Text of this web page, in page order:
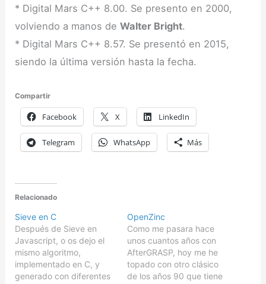
* Digital Mars C++ 8.00. Se presento en 2000,
volviendo a manos deWalter Bright.
* Digital Mars C++ 8.57. Se presentó en 2015,
siendo la última versión hasta la fecha.
Compartir
Facebook X LinkedIn
Telegram WhatsApp Más
Relacionado
Sieve en C
Después de Sieve en
Javascript, o os dejo el
mismo algoritmo,
implementado en C, y
generado con diferentes
OpenZinc
Como me pasara hace
unos cuantos años con
AfterGRASP, hoy me he
topado con otro clásico
de los años 90 que tiene